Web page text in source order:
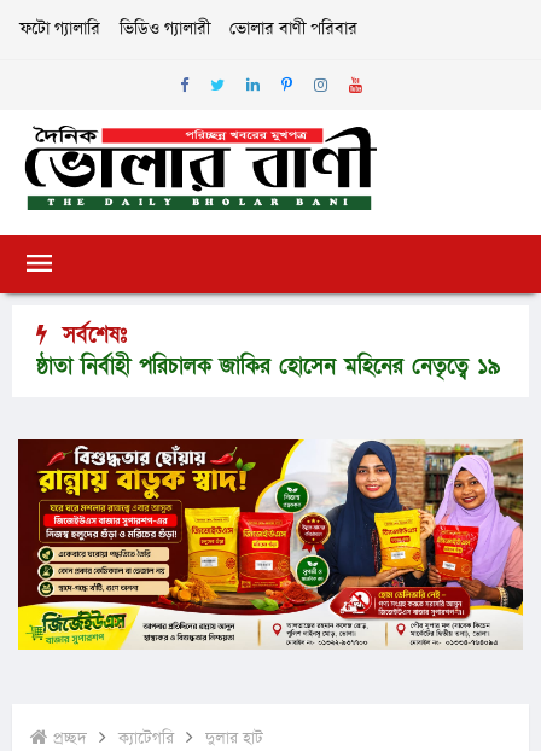
ফটো গ্যালারি ভিডিও গ্যালারী ভোলার বাণী পরিবার
সর্বশেষঃ
নির্বাহী পরিচালক জাকির হোসেন মহিনের নেতৃত্বে ১৯
প্রচ্ছদ ক্যাটেগরি দুলার হাট